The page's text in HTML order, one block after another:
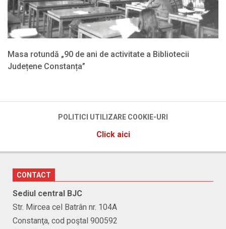
Masa rotundă „90 de ani de activitate a Bibliotecii
Județene Constanța”
23
POLITICI UTILIZARE COOKIE-URI
Click aici
CONTACT
Sediul central BJC
Str. Mircea cel Batrân nr. 104A
Constanţa, cod poştal 900592